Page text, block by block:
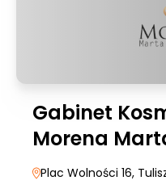
Gabinet
Morena
Plac Wolności 16,